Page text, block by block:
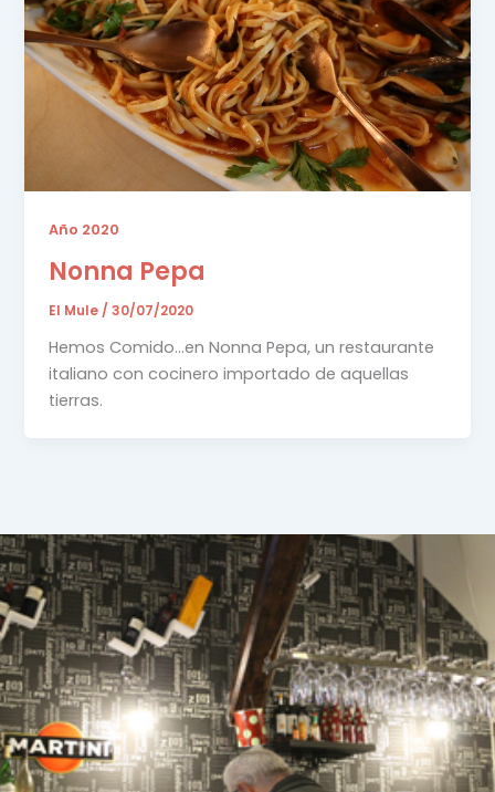
Año 2020
Nonna Pepa
El Mule/30/07/2020
Hemos Comido…en Nonna Pepa, un restaurante
italiano con cocinero importado de aquellas
tierras.